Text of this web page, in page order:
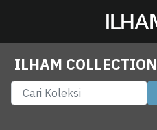
ILHAM COLLECTION